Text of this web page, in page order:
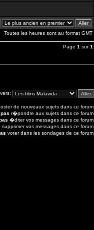
Toutes les heures sont au format GMT
Page 1 sur1
de nouveaux sujets dans ce forum
r�pondre aux sujets dans ce forum
�diter vos messages dans ce forum
supprimer vos messages dans ce forum
voter dans les sondages de ce forum